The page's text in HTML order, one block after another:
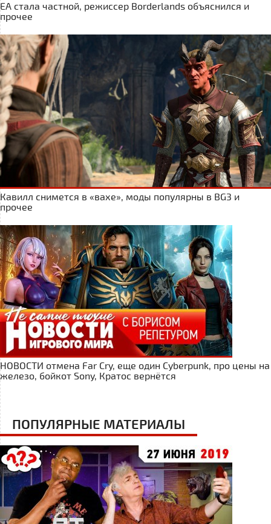
ЕА стала частной, режиссер Borderlands объяснился и
прочее
Кавилл снимется в «вахе», моды популярны в BG3 и
прочее
НОВОСТИ отмена Far Cry, еще один Cyberpunk, про цены на
железо, бойкот Sony, Кратос вернётся
ПОПУЛЯРНЫЕ МАТЕРИАЛЫ